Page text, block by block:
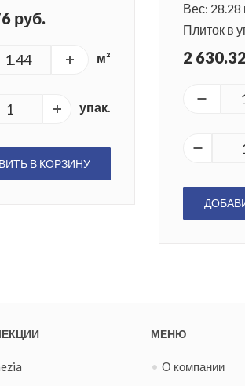
руб.
м²
упак.
В КОРЗИНУ
Вес: 28.28
Плиток в
2
МЕНЮ
О компании